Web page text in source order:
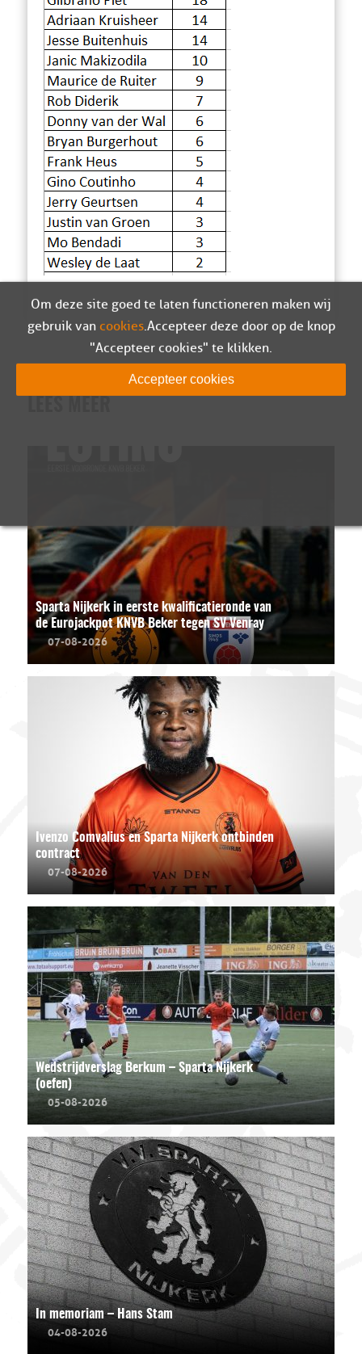
Sparta Nijkerk in eerste kwalificatieronde van
de Eurojackpot KNVB Beker tegen SV Venray
07-08-2026
Ivenzo Comvalius en Sparta Nijkerk ontbinden
contract
07-08-2026
Wedstrijdverslag Berkum – Sparta Nijkerk
(oefen)
05-08-2026
In memoriam – Hans Stam
04-08-2026
Om deze site goed te laten functioneren maken wij
gebruik van cookies. Accepteer deze door op de knop
"Accepteer cookies" te klikken.
Accepteer cookies